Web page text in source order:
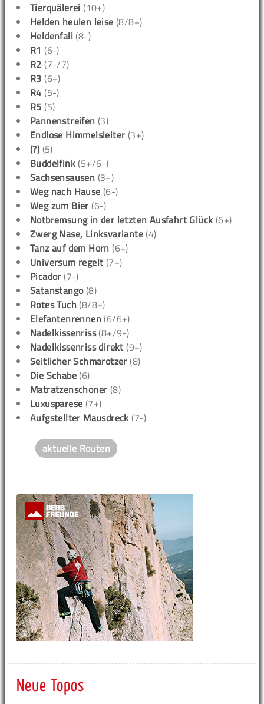
Tierquälerei (10+)
Helden heulen leise (8/8+)
Heldenfall (8-)
R1 (6-)
R2 (7-/7)
R3 (6+)
R4 (5-)
R5 (5)
Pannenstreifen (3)
Endlose Himmelsleiter (3+)
(?) (5)
Buddelfink (5+/6-)
Sachsensausen (3+)
Weg nach Hause (6-)
Weg zum Bier (6-)
Notbremsung in der letzten Ausfahrt Glück (6+)
Zwerg Nase, Linksvariante (4)
Tanz auf dem Horn (6+)
Universum regelt (7+)
Picador (7-)
Satanstango(8)
Rotes Tuch (8/8+)
Elefantenrennen (6/6+)
Nadelkissenriss(8+/9-)
Nadelkissenriss direkt (9+)
Seitlicher Schmarotzer (8)
Die Schabe (6)
Matratzenschoner (8)
Luxusparese (7+)
Aufgstellter Mausdreck (7-)
aktuelle Routen
Neue Topos